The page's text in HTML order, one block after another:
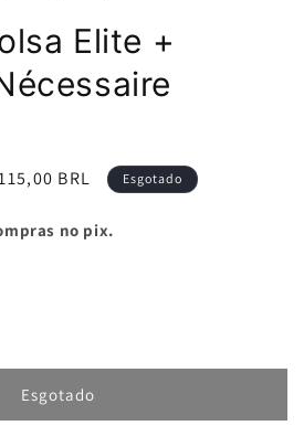
Elite +
BRL Esgotado
no pix.
Esgotado